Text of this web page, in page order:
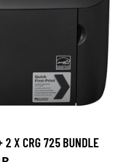
2 X CRG 725 BUNDLE